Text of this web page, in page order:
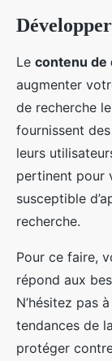
Le contenu de
augmenter
de recherche
fournissent
leurs
pertinent pour
susceptible
recherche.
Pour ce faire,
répond aux
N’hésitez pas
tendances de
protéger